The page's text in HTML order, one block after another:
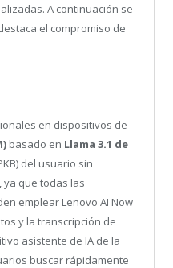
A continuación se
el compromiso de
en dispositivos de
basado en Llama 3.1 de
del usuario sin
que todas las
emplear Lenovo AI Now
y la transcripción de
asistente de IA de la
buscar rápidamente